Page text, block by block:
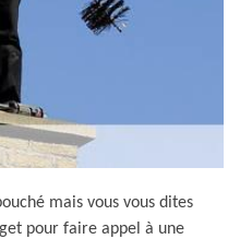
mais vous vous dites
pour faire appel à une